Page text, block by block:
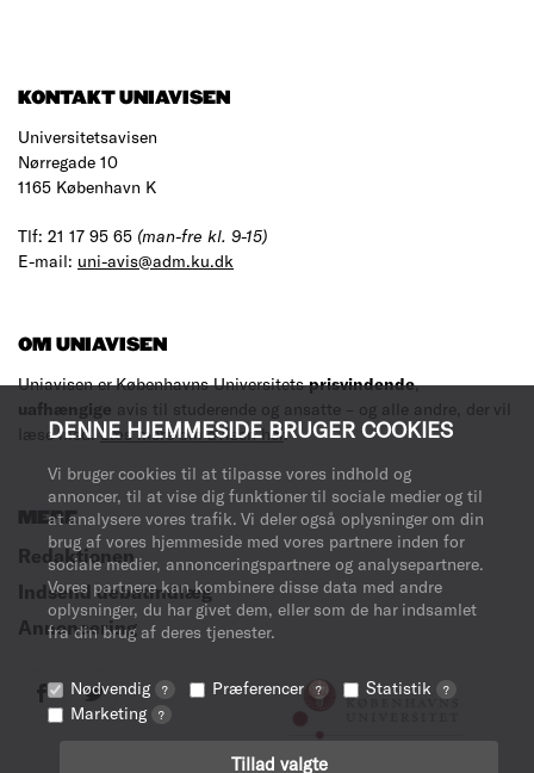
DENNE HJEMMESIDE BRUGER COOKIES
Vi bruger cookies til at tilpasse vores indhold og
annoncer, til at vise dig funktioner til sociale medier og til
at analysere vores trafik. Vi deler også oplysninger om din
brug af vores hjemmeside med vores partnere inden for
sociale medier, annonceringspartnere og analysepartnere.
Vores partnere kan kombinere disse data med andre
oplysninger, du har givet dem, eller som de har indsamlet
fra din brug af deres tjenester.
Nødvendig ? Præferencer ? Statistik ?
Marketing ?
Tillad valgte
KONTAKT UNIAVISEN
Universitetsavisen
Nørregade 10
1165 København K
Tlf: 21 17 95 65 (man-fre kl. 9-15)
E-mail: uni-avis@adm.ku.dk
OM UNIAVISEN
Uniavisen er Københavns Universitetsprisvindende,
uafhængige avis til studerende og ansatte – og alle andre, der vil
læse med.Læs mere om avisen her.
MERE
Redaktionen
Indsend debatindlæg
Annoncering